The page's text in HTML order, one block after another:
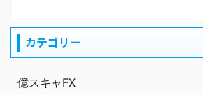
カテゴリー
億スキャFX